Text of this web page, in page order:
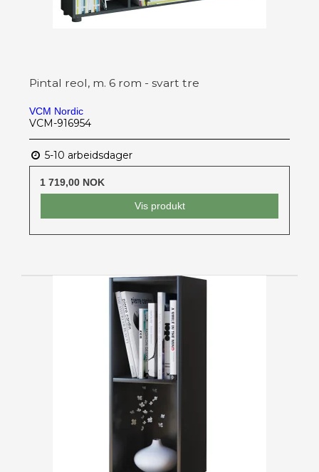
Pintal reol, m. 6 rom - svart tre
VCM Nordic
VCM-916954
5-10 arbeidsdager
1 719,00 NOK
Vis produkt